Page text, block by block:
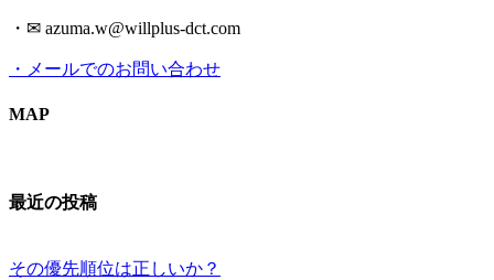
・✉ azuma.w@willplus-dct.com
・メールでのお問い合わせ
MAP
最近の投稿
その優先順位は正しいか？